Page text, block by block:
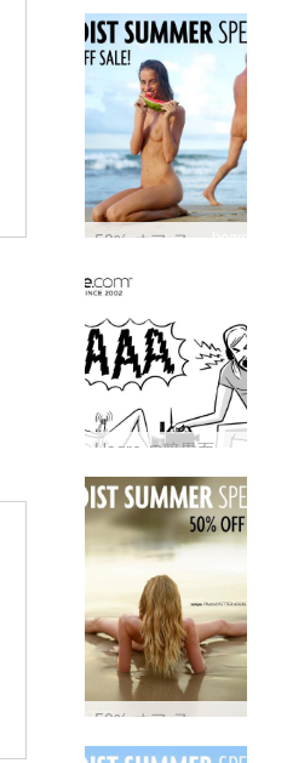
Hegre の暗黒面 #44: ペッターは S&M に参加していますか?
50% オフ ヌーディスト サマー セール: 自然との共生